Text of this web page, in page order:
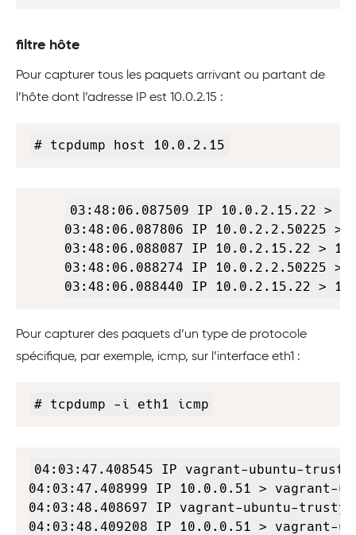
filtre hôte
Pour capturer tous les paquets arrivant ou partant de
l’hôte dont l’adresse IP est 10.0.2.15 :
# tcpdump host 10.0.2.15
03:48:06.087509 IP 10.0.2.15.22 >
03:48:06.087806 IP 10.0.2.2.50225
03:48:06.088087 IP 10.0.2.15.22 >
03:48:06.088274 IP 10.0.2.2.50225
03:48:06.088440 IP 10.0.2.15.22 >
Pour capturer des paquets d’un type de protocole
spécifique, par exemple, icmp, sur l’interface eth1 :
# tcpdump -i eth1 icmp
04:03:47.408545 IP vagrant-ubuntu-
04:03:47.408999 IP 10.0.0.51 > vagrant-
04:03:48.408697 IP vagrant-ubuntu-
04:03:48.409208 IP 10.0.0.51 > vagrant-